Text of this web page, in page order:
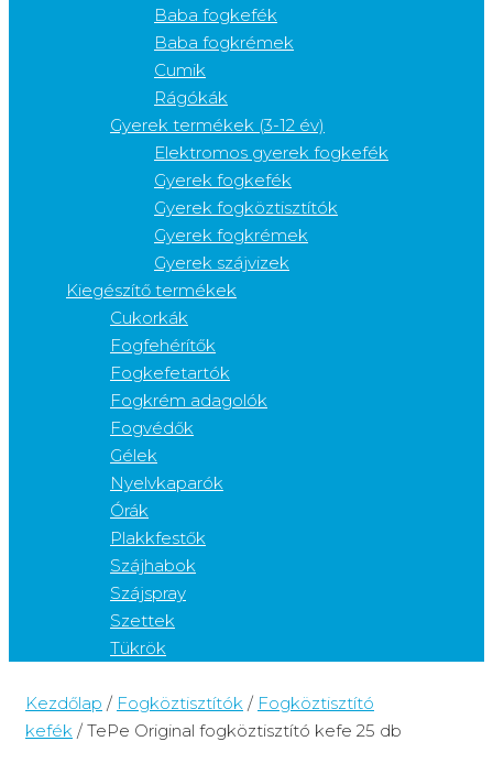
Baba fogkefék
Baba fogkrémek
Cumik
Rágókák
Gyerek termékek (3-12 év)
Elektromos gyerek fogkefék
Gyerek fogkefék
Gyerek fogköztisztítók
Gyerek fogkrémek
Gyerek szájvizek
Kiegészítő termékek
Cukorkák
Fogfehérítők
Fogkefetartók
Fogkrém adagolók
Fogvédők
Gélek
Nyelvkaparók
Órák
Plakkfestők
Szájhabok
Szájspray
Szettek
Tükrök
Kezdőlap / Fogköztisztítók / Fogköztisztító
kefék / TePe Original fogköztisztító kefe 25 db